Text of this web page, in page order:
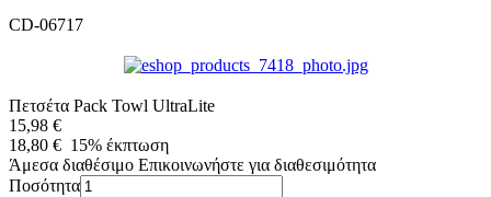
CD-06717
Πετσέτα Pack Towl UltraLite
15,98 €
18,80 € 15% έκπτωση
Άμεσα διαθέσιμο Επικοινωνήστε για διαθεσιμότητα
Ποσότητα